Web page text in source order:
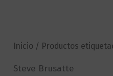
Inicio / Productos
Steve Brusatte